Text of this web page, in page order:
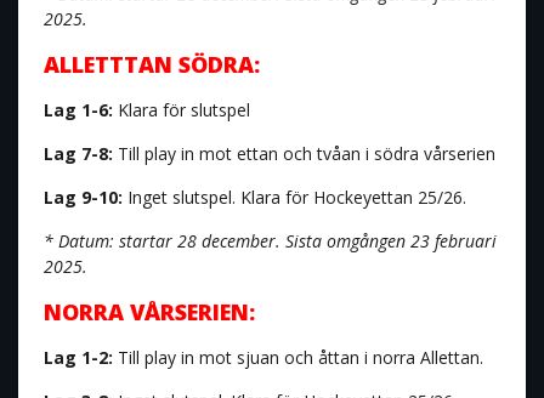
2025.
ALLETTTAN SÖDRA:
Lag 1-6: Klara för slutspel
Lag 7-8: Till play in mot ettan och tvåan i södra vårserien
Lag 9-10: Inget slutspel. Klara för Hockeyettan 25/26.
* Datum: startar 28 december. Sista omgången 23 februari
2025.
NORRA VÅRSERIEN:
Lag 1-2: Till play in mot sjuan och åttan i norra Allettan.